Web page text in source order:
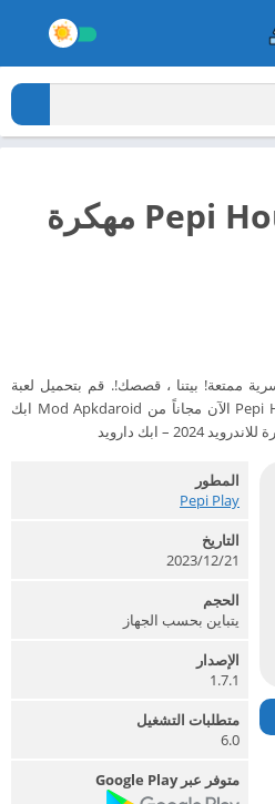
تحميل لعبة Pepi House مهكرة
ممتعة! بيتنا ، قصصك!. قم بتحميل لعبة
تحميل لعبة Pepi House: Happy Family الآن مجاناً من Mod Apkdaroid ابك
المطور
Pepi Play‏
التاريخ
2023/12/21
الحجم
يتباين بحسب الجهاز
الإصدار
1.7.1
متطلبات التشغيل
6.0
متوفر عبر Google Play